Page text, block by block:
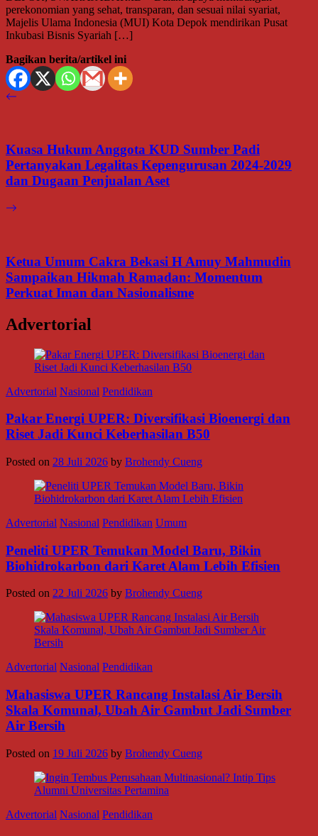
perekonomian yang sehat, transparan, dan sesuai nilai syariat,
Majelis Ulama Indonesia (MUI) Kota Depok mendirikan Pusat
Inkubasi Bisnis Syariah […]
Bagikan berita/artikel ini
Kuasa Hukum Anggota KUD Sumber Padi
Pertanyakan Legalitas Kepengurusan 2024-2029
dan Dugaan Penjualan Aset
Ketua Umum Cakra Bekasi H Amuy Mahmudin
Sampaikan Hikmah Ramadan: Momentum
Perkuat Iman dan Nasionalisme
Advertorial
Advertorial Nasional Pendidikan
Pakar Energi UPER: Diversifikasi Bioenergi dan
Riset Jadi Kunci Keberhasilan B50
Posted on 28 Juli 2026 by Brohendy Cueng
Advertorial Nasional Pendidikan Umum
Peneliti UPER Temukan Model Baru, Bikin
Biohidrokarbon dari Karet Alam Lebih Efisien
Posted on 22 Juli 2026 by Brohendy Cueng
Advertorial Nasional Pendidikan
Mahasiswa UPER Rancang Instalasi Air Bersih
Skala Komunal, Ubah Air Gambut Jadi Sumber
Air Bersih
Posted on 19 Juli 2026 by Brohendy Cueng
Advertorial Nasional Pendidikan